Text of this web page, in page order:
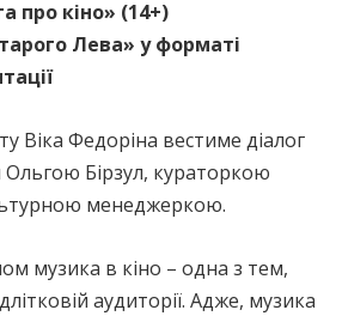
про кіно» (14+)
Лева» у форматі
Віка Федоріна вестиме діалог
Бірзул, кураторкою
менеджеркою.
музика в кіно – одна з тем,
аудиторії. Адже, музика